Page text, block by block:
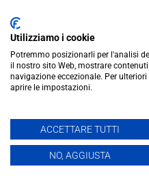
C.F.
Chi
Privacy &
IlCaffèQuotidiano.online è
presso il Tribunale di
Realizzato da
Utilizziamo i cookie
Potremmo posizionarli per l'analisi
il nostro sito Web, mostrare
navigazione eccezionale. Per
aprire le impostazioni.
ACCETTARE TUTTI
NO, AGGIUSTA